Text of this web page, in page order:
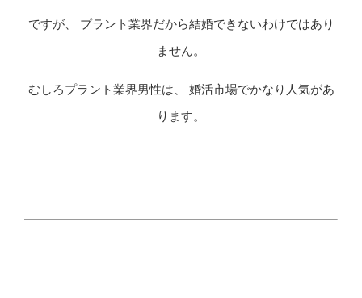
ですが、 プラント業界だから結婚できないわけではあり
ません。
むしろプラント業界男性は、 婚活市場でかなり人気があ
ります。